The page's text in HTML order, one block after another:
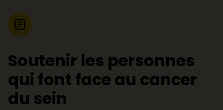
Nouvelle
Soutenir les personnes
qui font face au cancer
du sein